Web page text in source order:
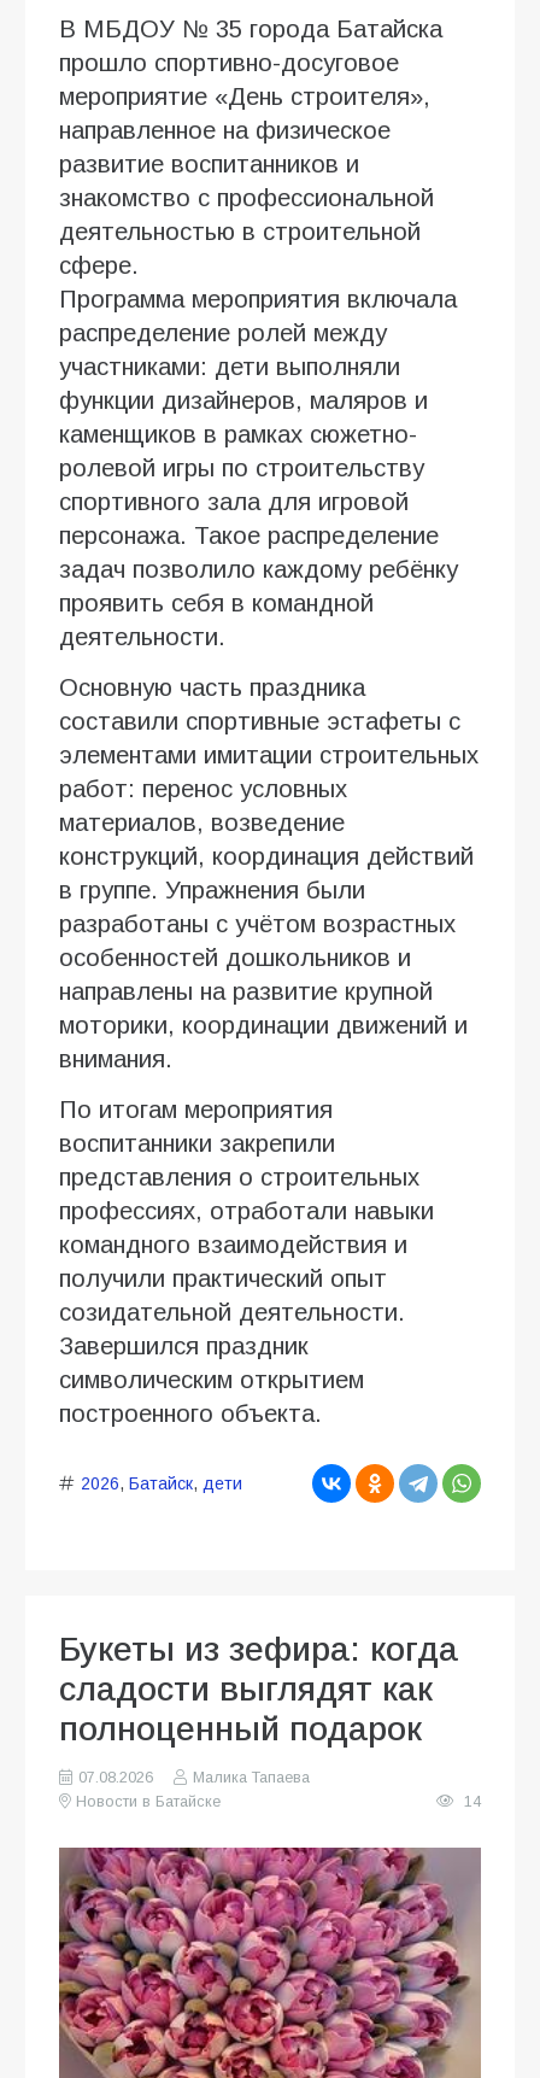
В МБДОУ № 35 города Батайска
прошло спортивно-досуговое
мероприятие «День строителя»,
направленное на физическое
развитие воспитанников и
знакомство с профессиональной
деятельностью в строительной
сфере.
Программа мероприятия включала
распределение ролей между
участниками: дети выполняли
функции дизайнеров, маляров и
каменщиков в рамках сюжетно-
ролевой игры по строительству
спортивного зала для игровой
персонажа. Такое распределение
задач позволило каждому ребёнку
проявить себя в командной
деятельности.
Основную часть праздника
составили спортивные эстафеты с
элементами имитации строительных
работ: перенос условных
материалов, возведение
конструкций, координация действий
в группе. Упражнения были
разработаны с учётом возрастных
особенностей дошкольников и
направлены на развитие крупной
моторики, координации движений и
внимания.
По итогам мероприятия
воспитанники закрепили
представления о строительных
профессиях, отработали навыки
командного взаимодействия и
получили практический опыт
созидательной деятельности.
Завершился праздник
символическим открытием
построенного объекта.
2026, Батайск, дети
Букеты из зефира: когда
сладости выглядят как
полноценный подарок
07.08.2026
Малика Тапаева
Новости в Батайске
14